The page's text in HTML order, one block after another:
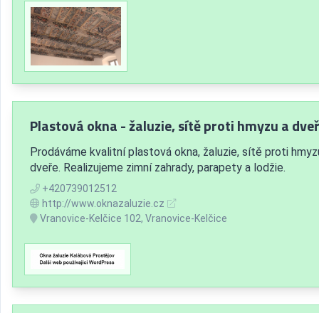
Plastová okna - žaluzie, sítě proti hmyzu a
Prodáváme kvalitní plastová okna, žaluzie, sítě proti
dveře. Realizujeme zimní zahrady, parapety a lodžie.
+420739012512
http://www.oknazaluzie.cz
Vranovice-Kelčice 102, Vranovice-Kelčice